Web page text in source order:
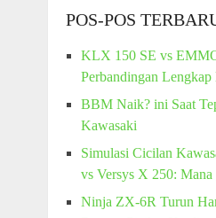
POS-POS
KLX 150 SE vs
Perbandingan
BBM Naik? ini Saat
Kawasaki
Simulasi Cicilan
vs Versys X 250:
Ninja ZX-6R Turun